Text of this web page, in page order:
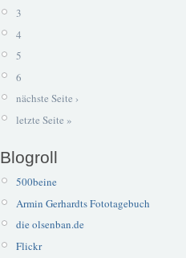
3
4
5
6
nächste Seite ›
letzte Seite »
Blogroll
500beine
Armin Gerhardts Fototagebuch
die olsenban.de
Flickr